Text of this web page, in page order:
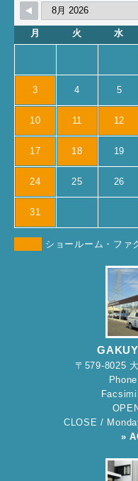
月 火 水
3 4 5
10 11 12
17 18 19
24 25 26
31
ショールーム・ファ
〒579-8025
CLOSE /
»